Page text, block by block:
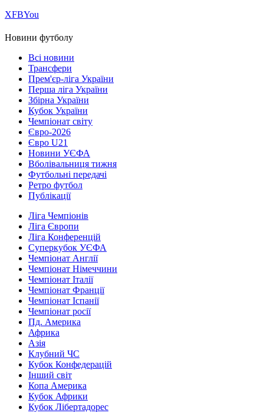
ХFBYou
Новини футболу
Всі новини
Трансфери
Прем'єр-ліга України
Перша ліга України
Збірна України
Кубок України
Чемпіонат світу
Євро-2026
Євро U21
Новини УЄФА
Вболівальниця тижня
Футбольні передачі
Ретро футбол
Публікації
Ліга Чемпіонів
Ліга Європи
Ліга Конференцій
Суперкубок УЄФА
Чемпіонат Англії
Чемпіонат Німеччини
Чемпіонат Італії
Чемпіонат Франції
Чемпіонат Іспанії
Чемпіонат росії
Пд. Америка
Африка
Азія
Клубний ЧС
Кубок Конфедерацій
Інший світ
Копа Америка
Кубок Африки
Кубок Лібертадорес